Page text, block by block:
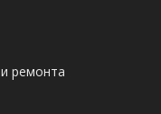
ремонта